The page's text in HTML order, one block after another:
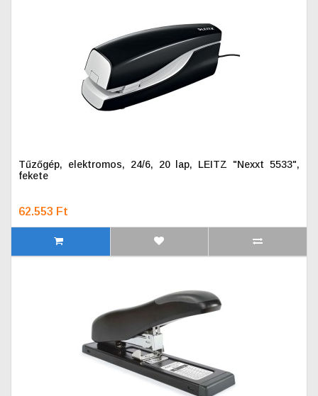
Tűzőgép, elektromos, 24/6, 20 lap, LEITZ "Nexxt 5533",
fekete
62.553 Ft